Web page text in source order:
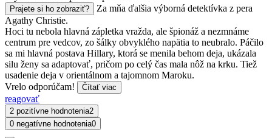
Prajete si ho zobraziť?
Za mňa ďalšia výborná detektívka z pera
Agathy Christie.
Hoci tu nebola hlavná zápletka vražda, ale špionáž a nezmnáme
centrum pre vedcov, zo šálky obvyklého napätia to neubralo. Páčilo
sa mi hlavná postava Hillary, ktorá se menila behom deja, ukázala
silu ženy sa adaptovať, pričom po celý čas mala nôž na krku. Tiež
usadenie deja v orientálnom a tajomnom Maroku.
Vrelo odporúčam!
Čítať viac
reagovať
2 pozitívne hodnotenia2
0 negatívne hodnotenia0